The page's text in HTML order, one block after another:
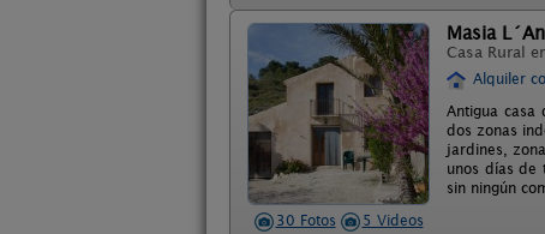
30 Fotos 5 Videos
Masia
Casa Rural
Alquiler
Antigua casa
dos zonas
jardines,
unos días de
sin ningún